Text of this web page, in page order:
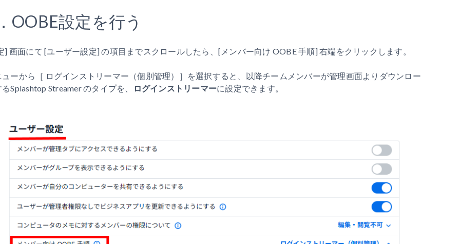
OOBE設定を行う
] 画面にて [ユーザー設定] の項目までスクロールしたら、[メンバー向け OOBE 手順] 右端をクリックします。
ューから［ ログインストリーマー（個別管理）］を選択すると、以降チームメンバーが管理画面よりダウンロー
Splashtop Streamer のタイプを、
ログインストリーマーに設定できます。